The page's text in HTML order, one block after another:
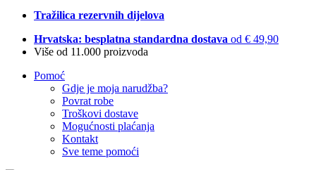
Tražilica rezervnih dijelova
Hrvatska: besplatna standardna dostava od € 49,90
Više od 11.000 proizvoda
Pomoć
Gdje je moja narudžba?
Povrat robe
Troškovi dostave
Mogućnosti plaćanja
Kontakt
Sve teme pomoći